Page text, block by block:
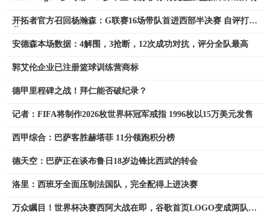
开拓者官方召回杨瀚森：G联赛16场带队首进西部半决赛 自评打60
安德森本场数据：4解围，3抢断，12次成功对抗，评分全队最高
郭艾伦企业已注册篮球训练营商标
德甲里程碑之战！拜仁能否破纪录？
记者：FIFA将制作2026枚世界杯冠军戒指 1996枚以15万美元发售
西甲综合：巴萨客胜赫塔菲 11分领跑积分榜
德天空：巴萨正在谈布鲁日18岁边锋比西武的转会
洛里：西班牙全面压制法国队，完全配得上进决赛
万众瞩目！世界杯决赛西阿大战在即，谷歌首页LOGO变成两队队